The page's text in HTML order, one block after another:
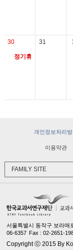
30 31
정기휴관일
개인정보처리방
이용약관
FAMILY SITE
서울특별시 동작구 보라매
06-6357 Fax : 02-2651-
Copyright ⓒ 2015 By